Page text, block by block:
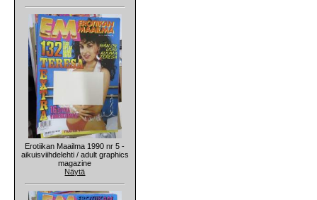
Erotiikan Maailma 1990 nr 5 -
aikuisviihdelehti / adult graphics
magazine
Näytä